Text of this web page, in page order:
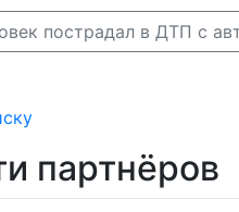
пострадал в ДТП с
партнёров